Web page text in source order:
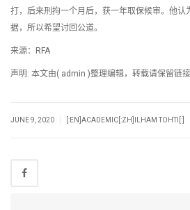
打，后来刑拘一个月后，获一年取保候审。他认
据，所以希望讨回公道。
来源：RFA
声明: 本文由( admin )整理编辑，转载请保留链
JUNE 9, 2020 [:EN]ACADEMIC[:ZH]ILHAM TOHTI[:]